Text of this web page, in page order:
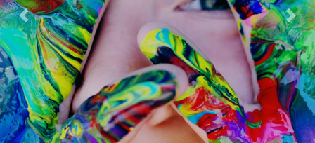
Previous Next